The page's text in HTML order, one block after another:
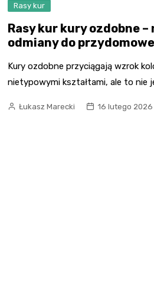
Rasy kur
Rasy kur kury ozdobne
odmiany do
Kury ozdobne przyciągają wzrok
nietypowymi kształtami, ale to nie
Łukasz Marecki 16 lutego 2026